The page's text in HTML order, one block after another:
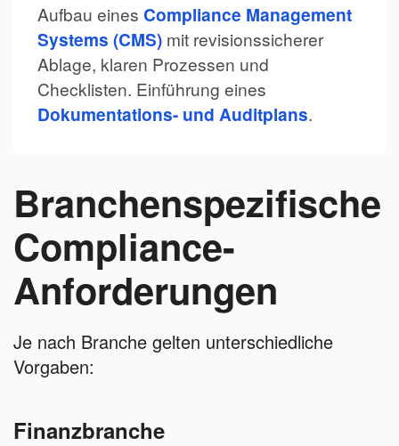
Aufbau eines Compliance Management
Systems (CMS) mit revisionssicherer
Ablage, klaren Prozessen und
Checklisten. Einführung eines
Dokumentations- und Auditplans.
Branchenspezifische
Compliance-
Anforderungen
Je nach Branche gelten unterschiedliche
Vorgaben:
Finanzbranche